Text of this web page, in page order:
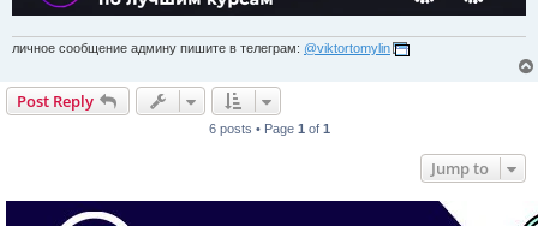
личное сообщение админу пишите в телеграм: @viktortomylin
Post Reply
6 posts • Page 1 of 1
Jump to